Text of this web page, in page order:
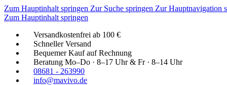
Zum Hauptinhalt springen Zur Suche springen Zur Hauptnavigation
Zum Hauptinhalt springen
Versandkostenfrei ab 100 €
Schneller Versand
Bequemer Kauf auf Rechnung
Beratung Mo–Do · 8–17 Uhr & Fr · 8–14 Uhr
08681 - 263990
info@mavivo.de